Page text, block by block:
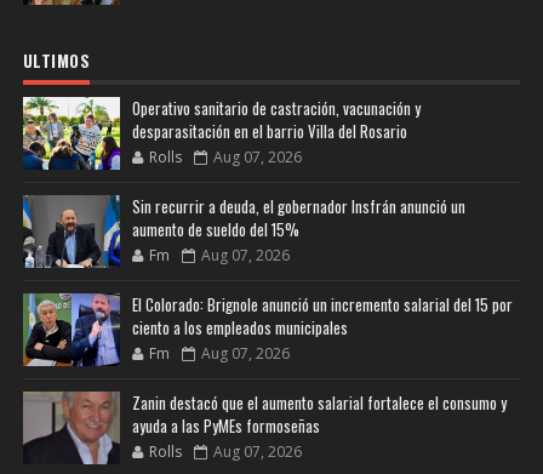
ULTIMOS
Operativo sanitario de castración, vacunación y
desparasitación en el barrio Villa del Rosario
Rolls Aug 07, 2026
Sin recurrir a deuda, el gobernador Insfrán anunció un
aumento de sueldo del 15%
Fm Aug 07, 2026
El Colorado: Brignole anunció un incremento salarial del 15 por
ciento a los empleados municipales
Fm Aug 07, 2026
Zanin destacó que el aumento salarial fortalece el consumo y
ayuda a las PyMEs formoseñas
Rolls Aug 07, 2026